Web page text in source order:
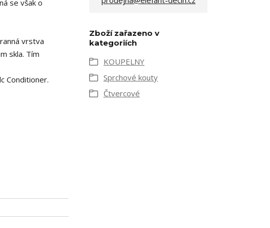
se však o
vrstva
skla. Tím
Conditioner.
Zboží zařazeno v
kategoriích
KOUPELNY
Sprchové kouty
Čtvercové